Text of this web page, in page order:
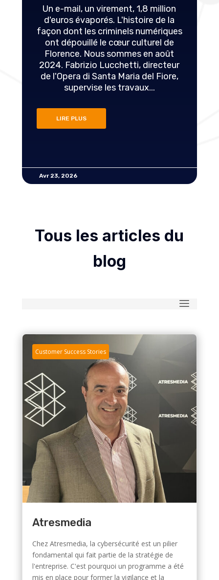
Un e-mail, un virement, 1,8 million
d'euros évaporés. L'histoire de la
façon dont les criminels numériques
ont dépouillé le cœur culturel de
Florence. Nous sommes en août
2024. Fabrizio Lucchetti, directeur
de l'Opera di Santa Maria del Fiore,
supervise les travaux...
LIRE PLUS
Avr 23, 2026
Tous les articles du
blog
Customer Success Stories
Atresmedia
Chez Atresmedia, la cybersécurité est un pilier
fondamental qui fait partie de la stratégie de
l'entreprise. C'est pourquoi un programme a été
mis en place pour former la vigilance et la